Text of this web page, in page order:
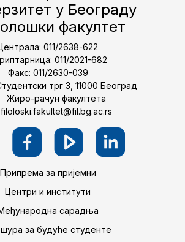
у Београду
факултет
011/2638-622
011/2021-682
Факс: 011/2630-039
трг 3, 11000 Београд
Жиро-рачун факултета
filoloski.fakultet@fil.bg.ac.rs
Припрема за пријемни
Центри и институти
сарадња
за будуће студенте